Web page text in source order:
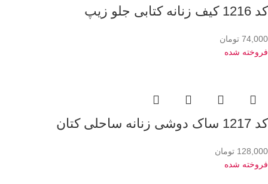
کد 1216 کیف زنانه کتابی جلو زیپ
74,000 تومان
فروخته شده
کد 1217 ساک دوشی زنانه ساحلی کتان
128,000 تومان
فروخته شده